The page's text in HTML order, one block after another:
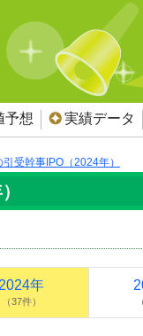
予想 実績データ
受幹事IPO（2024年）
2024年
（37件）